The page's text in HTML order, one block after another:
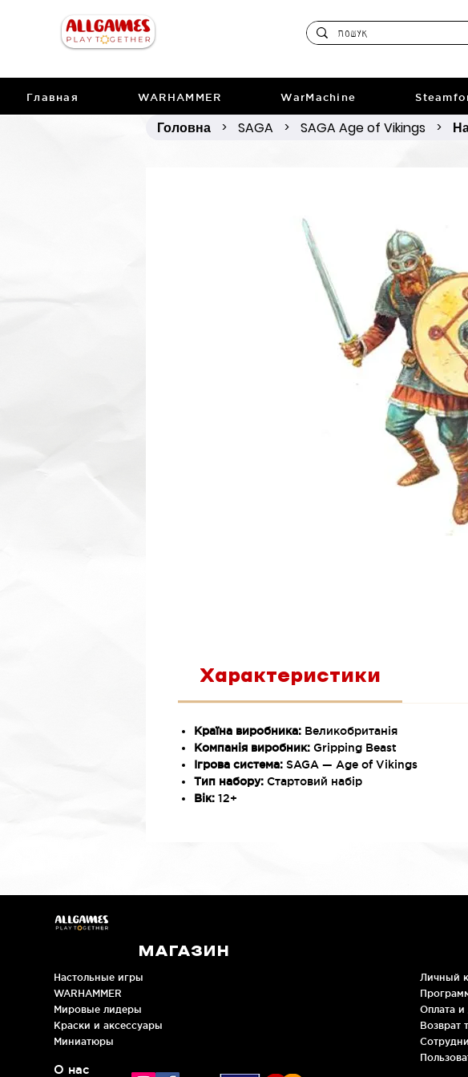
Главная WARHAMMER WarMachine
Головна > SAGA > SAGA Age of Vikings >
Характеристики
Країна виробника: Великобританія
Компанія виробник: Gripping Beast
Ігрова система: SAGA — Age of Vikings
Тип набору: Стартовий набір
Вік: 12+
МАГАЗИН
Настольные игры
WARHAMMER
Мировые лидеры
Краски и аксессуары
Миниатюры
О нас
Личный
Оплата и
Возврат